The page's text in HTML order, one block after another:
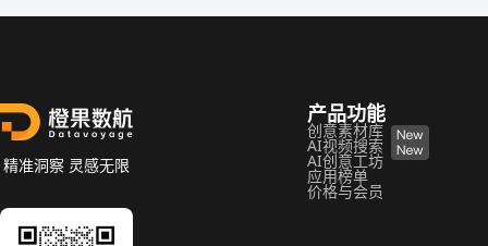
精准洞察 灵感无限
产品功能
创意素材库
AI视频搜索
AI创意工坊
应用榜单
价格与会员